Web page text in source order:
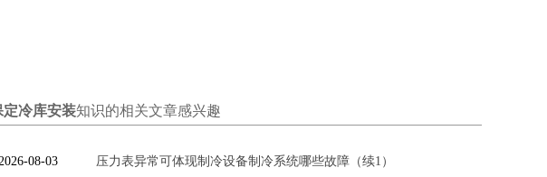
定冷库安装知识的相关文章感兴趣
08-03 压力表异常可体现制冷设备制冷系统哪些故障（续1）